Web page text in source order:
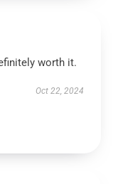
worth it.
Oct 22, 2024